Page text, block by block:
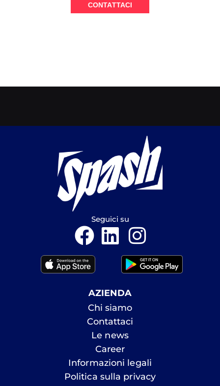
CONTATTACI
Seguici su
AZIENDA
Chi siamo
Contattaci
Le news
Career
Informazioni legali
Politica sulla privacy